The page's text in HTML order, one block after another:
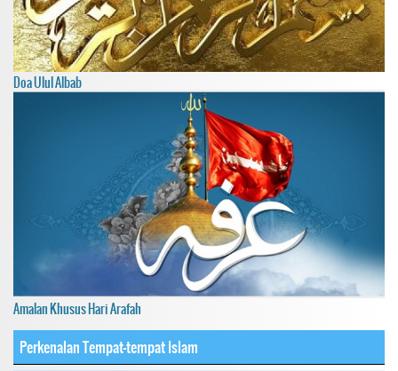
Doa Ulul Albab
Amalan Khusus Hari Arafah
Perkenalan Tempat-tempat Islam